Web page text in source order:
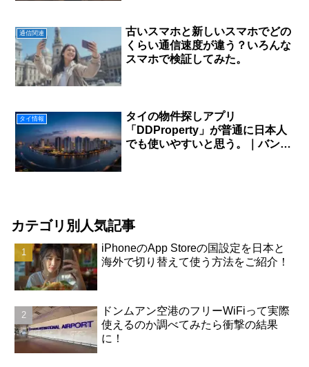
通信関連
古いスマホと新しいスマホでどの
くらい通信速度が違う？いろんな
スマホで検証してみた。
タイ情報
タイの物件探しアプリ
「DDProperty」が普通に日本人
でも使いやすいと思う。｜バンコ
カテゴリ別人気記事
iPhoneのApp Storeの国設定を日本と
海外で切り替えて使う方法をご紹介！
ドンムアン空港のフリーWiFiって実際
使えるのか調べてみたら衝撃の結果
に！